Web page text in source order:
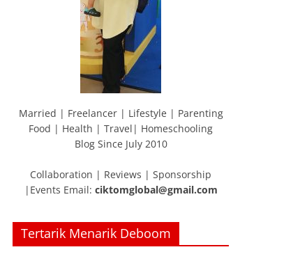
Married | Freelancer | Lifestyle | Parenting
Food | Health | Travel| Homeschooling
Blog Since July 2010
Collaboration | Reviews | Sponsorship
|Events Email: ciktomglobal@gmail.com
Tertarik Menarik Deboom